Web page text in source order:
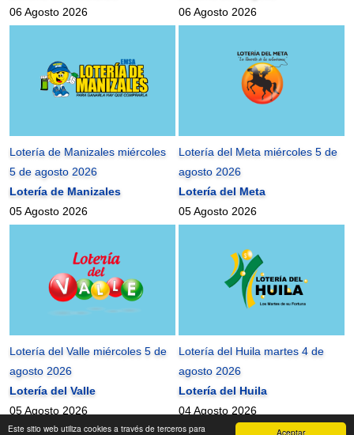
Aceptar
Este sitio web utiliza cookies a través de terceros para
06 Agosto 2026
06 Agosto 2026
Lotería de Manizales miércoles
5 de agosto 2026
Lotería de Manizales
05 Agosto 2026
Lotería del Meta miércoles 5 de
agosto 2026
Lotería del Meta
05 Agosto 2026
Lotería del Valle miércoles 5 de
agosto 2026
Lotería del Valle
05 Agosto 2026
Lotería del Huila martes 4 de
agosto 2026
Lotería del Huila
04 Agosto 2026